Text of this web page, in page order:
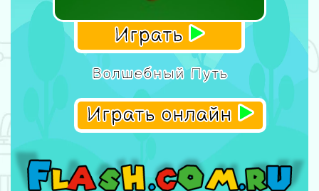
Играть
Волшебный Путь
Играть онлайн